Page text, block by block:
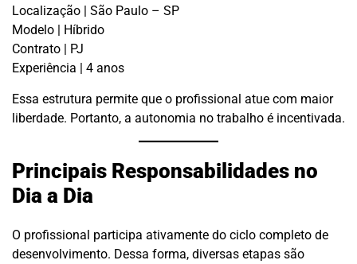
Localização | São Paulo – SP
Modelo | Híbrido
Contrato | PJ
Experiência | 4 anos
Essa estrutura permite que o profissional atue com maior
liberdade. Portanto, a autonomia no trabalho é incentivada.
Principais Responsabilidades no
Dia a Dia
O profissional participa ativamente do ciclo completo de
desenvolvimento. Dessa forma, diversas etapas são